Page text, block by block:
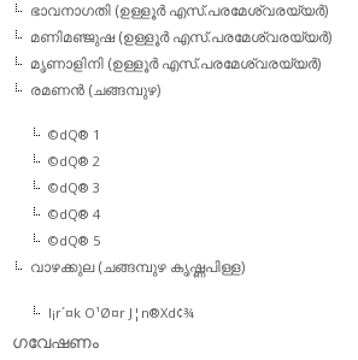
ഭാവനാഗതി (ഉള്ളൂര്‍ എസ്.പരമേശ്വരയ്യര്‍)
മണിമഞ്ജുഷ (ഉള്ളൂര്‍ എസ്.പരമേശ്വരയ്യര്‍)
മൃണാളിനി (ഉള്ളൂര്‍ എസ്.പരമേശ്വരയ്യര്‍)
രമണന്‍ (ചങ്ങമ്പുഴ)
©dQ® 1
©dQ® 2
©dQ® 3
©dQ® 4
©dQ® 5
വാഴക്കുല (ചങ്ങമ്പുഴ കൃഷ്ണപിള്ള)
l¡r´¤k O¹Ø¤r J¦n®Xd¢¾
ഗവേഷണം